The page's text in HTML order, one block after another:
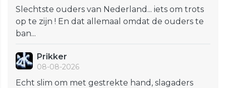
Slechtste ouders van Nederland... iets om trots
op te zijn ! En dat allemaal omdat de ouders te
ban...
Prikker
08-08-2026
Echt slim om met gestrekte hand, slagaders